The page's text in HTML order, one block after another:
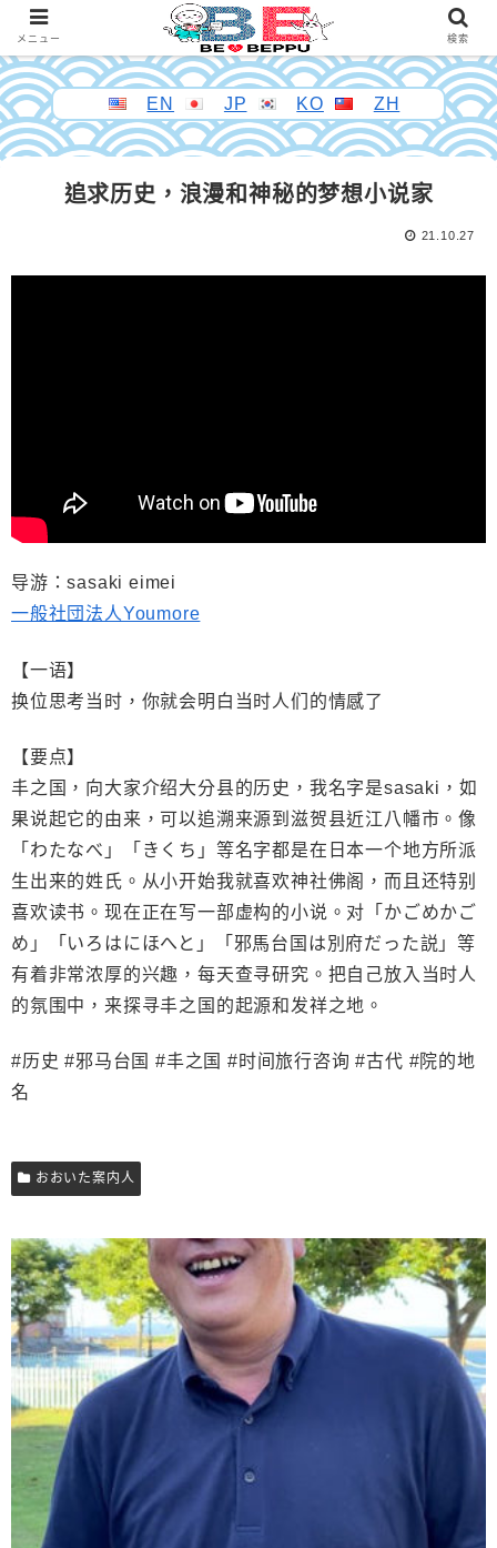
EN JP KO ZH
追求历史，浪漫和神秘的梦想小说家
21.10.27
导游：sasaki eimei
一般社団法人Youmore
【一语】
换位思考当时，你就会明白当时人们的情感了
【要点】
丰之国，向大家介绍大分县的历史，我名字是sasaki，如
果说起它的由来，可以追溯来源到滋贺县近江八幡市。像
「わたなべ」「きくち」等名字都是在日本一个地方所派
生出来的姓氏。从小开始我就喜欢神社佛阁，而且还特别
喜欢读书。现在正在写一部虚构的小说。对「かごめかご
め」「いろはにほへと」「邪馬台国は別府だった説」等
有着非常浓厚的兴趣，每天查寻研究。把自己放入当时人
的氛围中，来探寻丰之国的起源和发祥之地。
#历史 #邪马台国 #丰之国 #时间旅行咨询 #古代 #院的地
名
おおいた案内人
メニュー 検索